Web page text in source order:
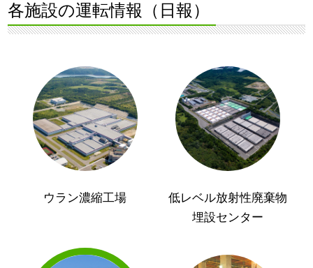
各施設の運転情報（日報）
ウラン濃縮工場
低レベル放射性廃棄物
埋設センター